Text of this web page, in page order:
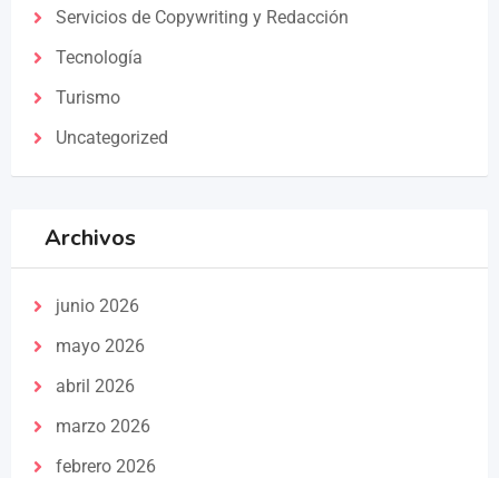
Servicios de Copywriting y Redacción
Tecnología
Turismo
Uncategorized
Archivos
junio 2026
mayo 2026
abril 2026
marzo 2026
febrero 2026